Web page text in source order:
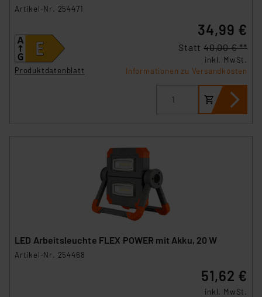
Artikel-Nr. 254471
Produktdatenblatt
34,99 €
Statt 40,00 € **
inkl. MwSt.
Informationen zu Versandkosten
LED Arbeitsleuchte FLEX POWER mit Akku, 20 W
Artikel-Nr. 254468
51,62 €
inkl. MwSt.